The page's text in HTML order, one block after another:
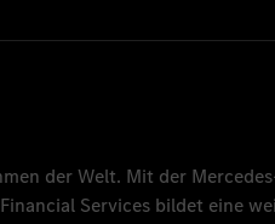
der Welt. Mit der
Services bildet eine